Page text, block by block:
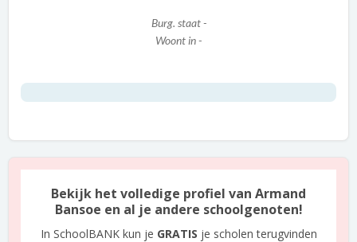
Burg. staat -
Woont in -
Bekijk het volledige profiel van Armand
Bansoe en al je andere schoolgenoten!
In SchoolBANK kun je GRATIS je scholen terugvinden